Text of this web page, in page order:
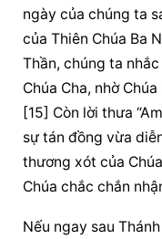
ngày của chúng ta
của Thiên Chúa Ba
Thần, chúng ta
Chúa Cha, nhờ
[15] Còn lời thưa
sự tán đồng vừa
thương xót của
Chúa chắc chắn
Nếu ngay sau